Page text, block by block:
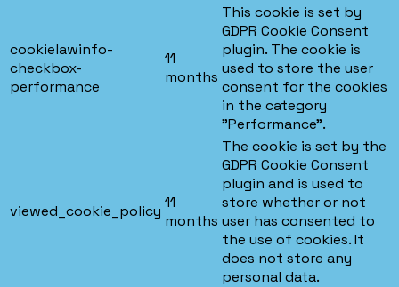
cookielawinfo-
checkbox-
performance
11
months
This cookie is set by
GDPR Cookie Consent
plugin. The cookie is
used to store the user
consent for the cookies
in the category
"Performance".
viewed_cookie_policy 11
months
The cookie is set by the
GDPR Cookie Consent
plugin and is used to
store whether or not
user has consented to
the use of cookies. It
does not store any
personal data.